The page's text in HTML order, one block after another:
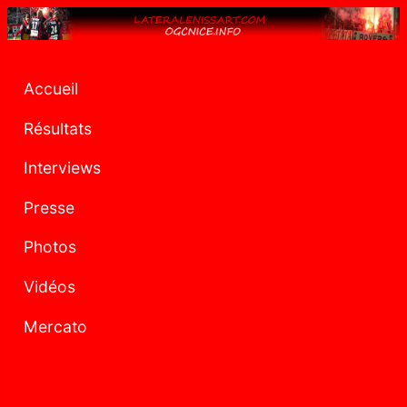
Accueil
Résultats
Interviews
Presse
Photos
Vidéos
Mercato